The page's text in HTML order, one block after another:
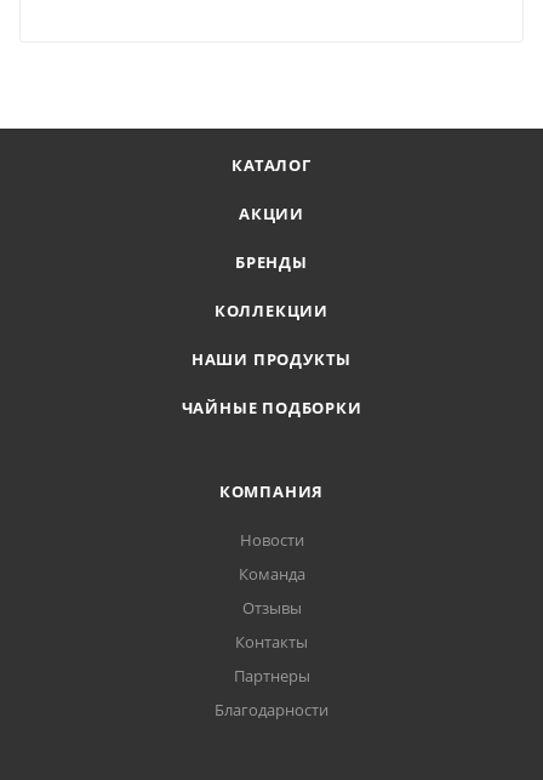
КАТАЛОГ
АКЦИИ
БРЕНДЫ
КОЛЛЕКЦИИ
НАШИ ПРОДУКТЫ
ЧАЙНЫЕ ПОДБОРКИ
КОМПАНИЯ
Новости
Команда
Отзывы
Контакты
Партнеры
Благодарности